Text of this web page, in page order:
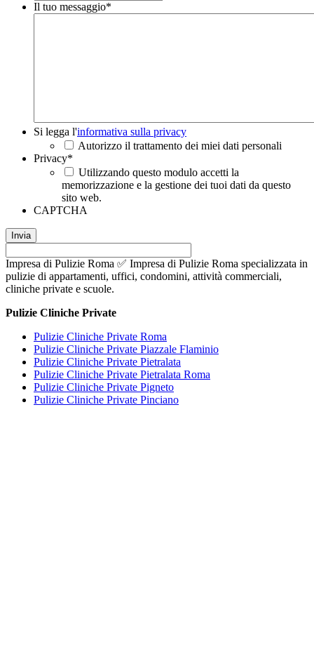
Il tuo messaggio*
Si
legga
l'informativa
sulla
privacy*
Si legga l'informativa sulla privacy
Autorizzo il trattamento dei miei dati personali
Privacy*
Utilizzando questo modulo accetti la
memorizzazione e la gestione dei tuoi dati da questo
sito web.
CAPTCHA
Impresa di Pulizie Roma ✅ Impresa di Pulizie Roma specializzata in
pulizie di appartamenti, uffici, condomini, attività commerciali,
cliniche private e scuole.
Pulizie Cliniche Private
Pulizie Cliniche Private Roma
Pulizie Cliniche Private Piazzale Flaminio
Pulizie Cliniche Private Pietralata
Pulizie Cliniche Private Pietralata Roma
Pulizie Cliniche Private Pigneto
Pulizie Cliniche Private Pinciano